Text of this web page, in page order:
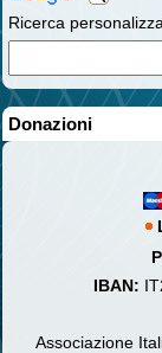
Ricerca
Donazioni
IBAN:
Associazione